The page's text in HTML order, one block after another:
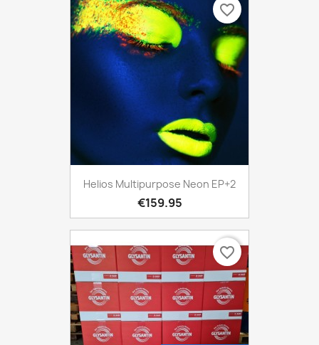
Helios Multipurpose Neon EP+2
€159.95
favorite_border
favorite_border